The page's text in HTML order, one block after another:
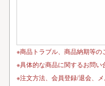
※商品トラブル、商品納期等の
※具体的な商品に関するお問い
※注文方法、会員登録/退会、